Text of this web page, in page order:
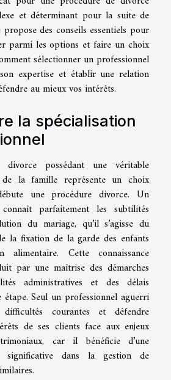
et déterminant pour la suite de
des conseils essentiels pour
parmi les options et faire un choix
sélectionner un professionnel
expertise et établir une relation
au mieux vos intérêts.
la spécialisation
possédant une véritable
la famille représente un choix
une procédure divorce. Un
parfaitement les subtilités
du mariage, qu’il s’agisse du
la fixation de la garde des enfants
Cette connaissance
par une maîtrise des démarches
administratives et des délais
étape. Seul un professionnel aguerri
courantes et défendre
de ses clients face aux enjeux
car il bénéficie d’une
significative dans la gestion de